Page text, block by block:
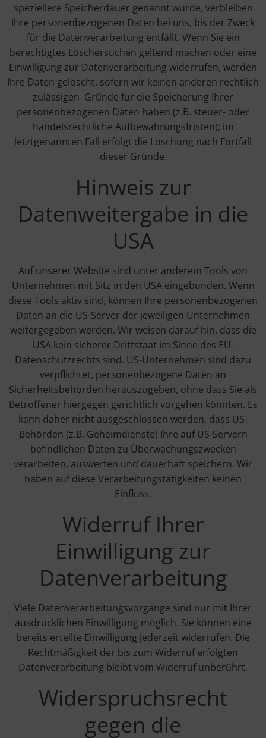
speziellere Speicherdauer genannt wurde, verbleiben
Ihre personenbezogenen Daten bei uns, bis der Zweck
für die Datenverarbeitung entfällt. Wenn Sie ein
berechtigtes Löschersuchen geltend machen oder eine
Einwilligung zur Datenverarbeitung widerrufen, werden
Ihre Daten gelöscht, sofern wir keinen anderen rechtlich
zulässigen Gründe für die Speicherung Ihrer
personenbezogenen Daten haben (z.B. steuer- oder
handelsrechtliche Aufbewahrungsfristen); im
letztgenannten Fall erfolgt die Löschung nach Fortfall
dieser Gründe.
Hinweis zur
Datenweitergabe in die
USA
Auf unserer Website sind unter anderem Tools von
Unternehmen mit Sitz in den USA eingebunden. Wenn
diese Tools aktiv sind, können Ihre personenbezogenen
Daten an die US-Server der jeweiligen Unternehmen
weitergegeben werden. Wir weisen darauf hin, dass die
USA kein sicherer Drittstaat im Sinne des EU-
Datenschutzrechts sind. US-Unternehmen sind dazu
verpflichtet, personenbezogene Daten an
Sicherheitsbehörden herauszugeben, ohne dass Sie als
Betroffener hiergegen gerichtlich vorgehen könnten. Es
kann daher nicht ausgeschlossen werden, dass US-
Behörden (z.B. Geheimdienste) Ihre auf US-Servern
befindlichen Daten zu Überwachungszwecken
verarbeiten, auswerten und dauerhaft speichern. Wir
haben auf diese Verarbeitungstätigkeiten keinen
Einfluss.
Widerruf Ihrer
Einwilligung zur
Datenverarbeitung
Viele Datenverarbeitungsvorgänge sind nur mit Ihrer
ausdrücklichen Einwilligung möglich. Sie können eine
bereits erteilte Einwilligung jederzeit widerrufen. Die
Rechtmäßigkeit der bis zum Widerruf erfolgten
Datenverarbeitung bleibt vom Widerruf unberührt.
Widerspruchsrecht
gegen die